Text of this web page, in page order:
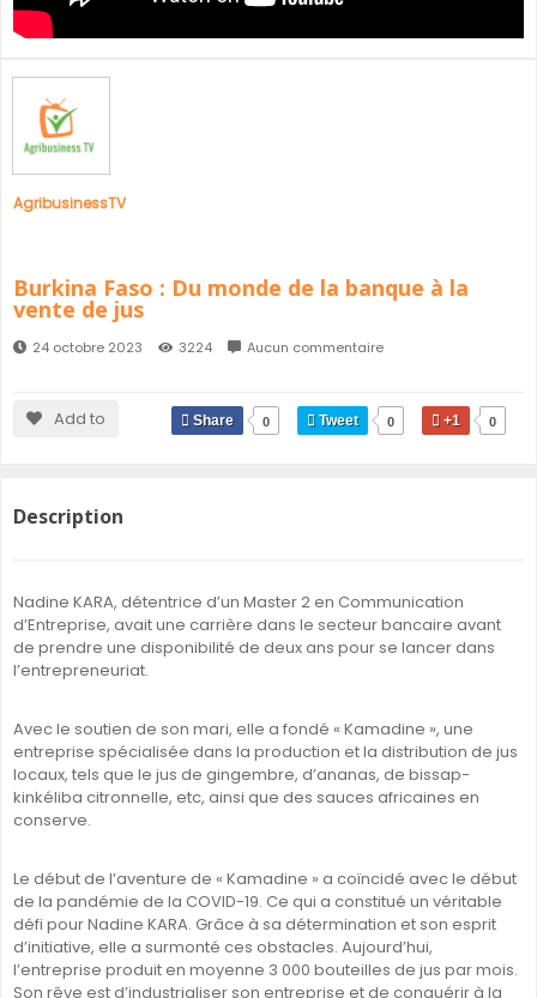
SÉNÉGAL
GUINÉE
AgribusinessTV
Burkina Faso : Du monde de la banque à la
vente de jus
24 octobre 2023 3224 Aucun commentaire
Add to Share 0 Tweet 0 +1 0
Description
Nadine KARA, détentrice d’un Master 2 en Communication
d’Entreprise, avait une carrière dans le secteur bancaire avant
de prendre une disponibilité de deux ans pour se lancer dans
l’entrepreneuriat.
Avec le soutien de son mari, elle a fondé « Kamadine », une
entreprise spécialisée dans la production et la distribution de jus
locaux, tels que le jus de gingembre, d’ananas, de bissap-
kinkéliba citronnelle, etc, ainsi que des sauces africaines en
conserve.
Le début de l’aventure de « Kamadine » a coïncidé avec le début
de la pandémie de la COVID-19. Ce qui a constitué un véritable
défi pour Nadine KARA. Grâce à sa détermination et son esprit
d’initiative, elle a surmonté ces obstacles. Aujourd’hui,
l’entreprise produit en moyenne 3 000 bouteilles de jus par mois.
Son rêve est d’industrialiser son entreprise et de conquérir à la